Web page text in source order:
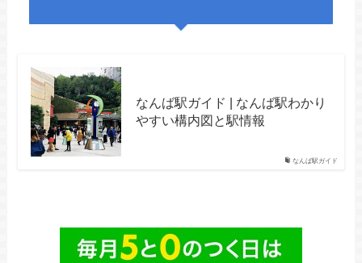
なんば駅ガイド
なんば駅ガイド | なんば駅わかり
やすい構内図と駅情報